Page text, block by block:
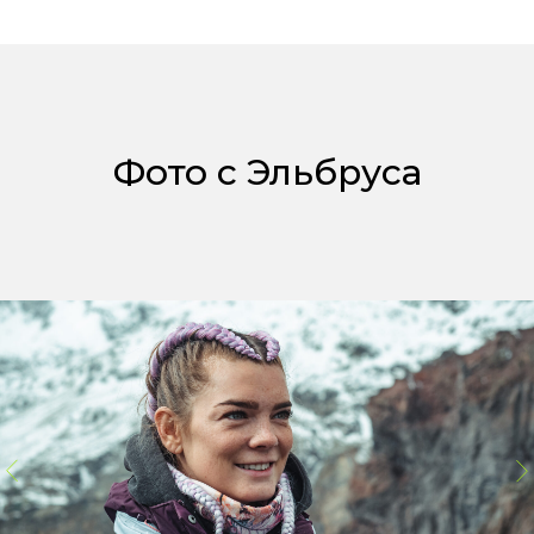
Фото с Эльбруса